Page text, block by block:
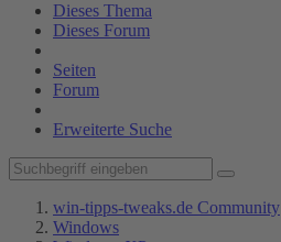
Dieses Thema
Dieses Forum
Seiten
Forum
Erweiterte Suche
win-tipps-tweaks.de Community
Windows